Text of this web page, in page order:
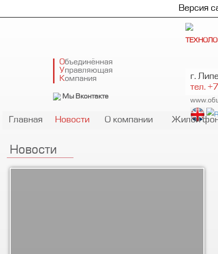
Версия
Объедин¸нная
Управляющая
Компания
Мы Вконтакте
г.
тел.
Главная Новости О компании Жилой
Новости